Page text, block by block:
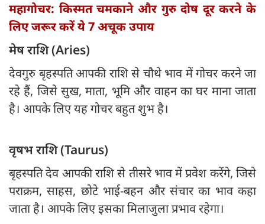
महागोचर: किस्मत चमकाने और गुरु दोष दूर करने के
लिए जरूर करें ये 7 अचूक उपाय
मेष राशि (Aries)
देवगुरु बृहस्पति आपकी राशि से चौथे भाव में गोचर करने जा
रहे हैं, जिसे सुख, माता, भूमि और वाहन का घर माना जाता
है। आपके लिए यह गोचर बहुत शुभ है।
वृषभ राशि (Taurus)
बृहस्पति देव आपकी राशि से तीसरे भाव में प्रवेश करेंगे, जिसे
पराक्रम, साहस, छोटे भाई-बहन और संचार का भाव कहा
जाता है। आपके लिए इसका मिलाजुला प्रभाव रहेगा।